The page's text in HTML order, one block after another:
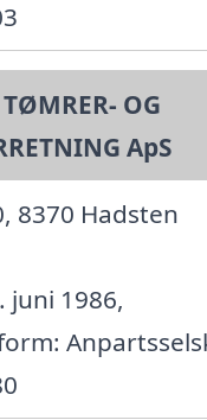
OG
ApS
8370 Hadsten
juni 1986,